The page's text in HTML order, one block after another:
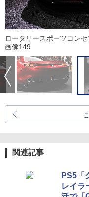
ロータリースポーツコン
画像149
関連記事
PS5「
レイラ